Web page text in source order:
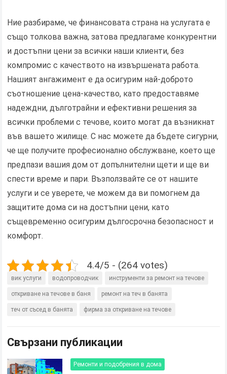
Ние разбираме, че финансовата страна на услугата е
също толкова важна, затова предлагаме конкурентни
и достъпни цени за всички наши клиенти, без
компромис с качеството на извършената работа.
Нашият ангажимент е да осигурим най-доброто
съотношение цена-качество, като предоставяме
надеждни, дълготрайни и ефективни решения за
всички проблеми с течове, които могат да възникнат
във вашето жилище. С нас можете да бъдете сигурни,
че ще получите професионално обслужване, което ще
предпази вашия дом от допълнителни щети и ще ви
спести време и пари. Възползвайте се от нашите
услуги и се уверете, че можем да ви помогнем да
защитите дома си на достъпни цени, като
същевременно осигурим дългосрочна безопасност и
комфорт.
4.4/5 - (264 votes)
вик услуги водопроводчик инструменти за ремонт на течове
откриване на течове в баня ремонт на теч в банята
теч от съсед в банята фирма за откриване на течове
Свързани публикации
Ремонти и подобрения в дома